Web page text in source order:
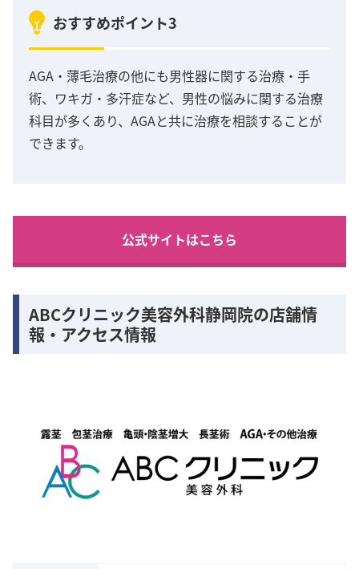
おすすめポイント3
AGA・薄毛治療の他にも男性器に関する治療・手
術、ワキガ・多汗症など、男性の悩みに関する治療
科目が多くあり、AGAと共に治療を相談することが
できます。
公式サイトはこちら
ABCクリニック美容外科静岡院の店舗情
報・アクセス情報